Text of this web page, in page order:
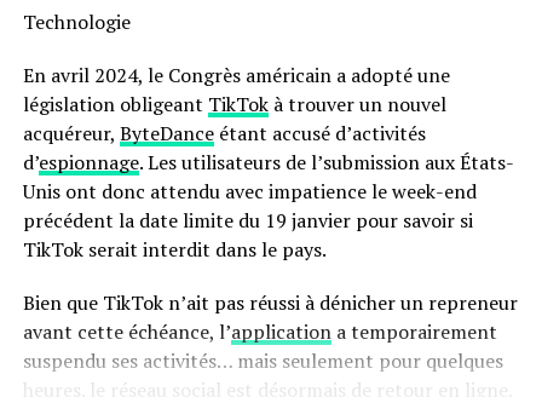
moins énergivore et presque deux fois plus rapide qu’un
tactile facilite son utilisation quotidienne.
en outre, le panier antiadhésif compatible lave-vaisselle
simplifie grandement l’entretien après chaque
utilisation. N’oubliez pas qu’il s’agit là encore d’une
offre temporaire ; ne tardez donc pas si vous souhaitez
profiter du meilleur prix possible sur cette friteuse
Pour accéder à cette remise exceptionnelle :
Technologie
En avril 2024, le Congrès américain a adopté une
législation obligeant TikTokà trouver un nouvel
acquéreur, ByteDanceétant accusé d’activités
d’espionnage. Les utilisateurs de l’submission aux États-
Unis ont donc attendu avec impatience le week-end
précédent la date limite du 19 janvier pour savoir si
TikTok serait interdit dans le pays.
Bien que TikTok n’ait pas réussi à dénicher un repreneur
avant cette échéance, l’applicationa temporairement
suspendu ses activités… mais seulement pour quelques
heures. le réseau social est désormais de retour en ligne,